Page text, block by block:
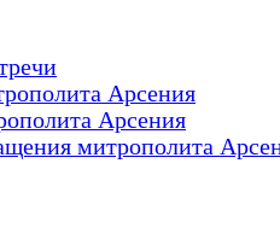
Арсения
Арсения
митрополита